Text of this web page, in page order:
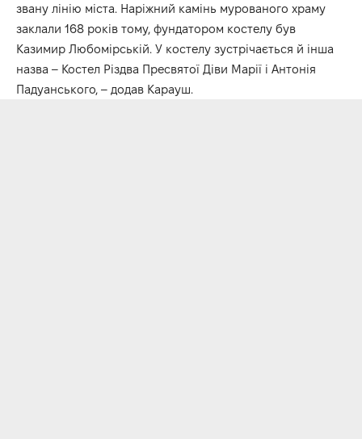
звану лінію міста. Наріжний камінь мурованого храму
заклали 168 років тому, фундатором костелу був
Казимир Любомірській. У костелу зустрічається й інша
назва – Костел Різдва Пресвятої Діви Марії і Антонія
Падуанського, – додав Карауш.